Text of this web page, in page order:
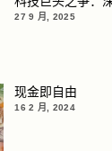
27 9 月, 2025
现金即自由
16 2 月, 2024